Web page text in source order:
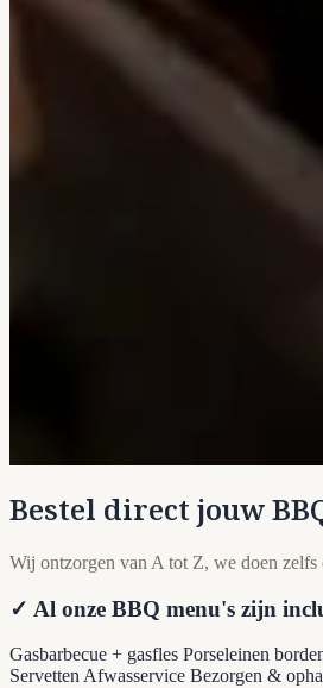
Bestel direct jouw
Wij ontzorgen van A tot Z, we doen zelfs
✓ Al onze BBQ menu's zijn
Gasbarbecue + gasfles Porseleinen
ServettenAfwasservice Bezorgen &